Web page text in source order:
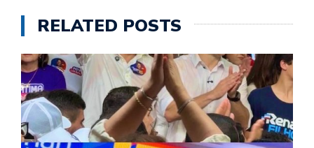
RELATED POSTS